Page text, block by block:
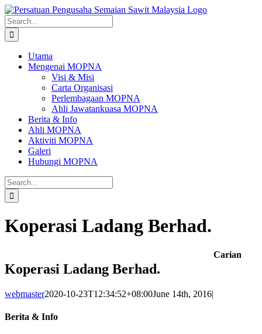
Skip
to
content
Search
for:
Utama
Mengenai MOPNA
Visi & Misi
Carta Organisasi
Perlembagaan MOPNA
Ahli Jawatankuasa MOPNA
Berita & Info
Ahli MOPNA
Aktiviti MOPNA
Galeri
Hubungi MOPNA
Search
for:
Koperasi Ladang Berhad.
Koperasi Ladang Berhad.
webmaster2020-10-23T12:34:52+08:00June 14th, 2016|
Berita & Info
Carian